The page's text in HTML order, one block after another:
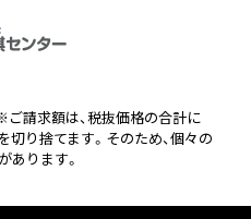
請求額は、税抜価格の合計に
切り捨てます。そのため、個々の
あります。